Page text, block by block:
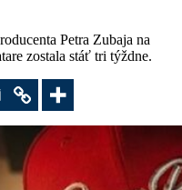
Petra Zubaja na
zostala stáť tri týždne.